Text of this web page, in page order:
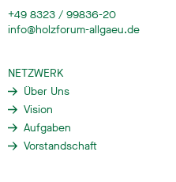
+49 8323 / 99836-20
info@holzforum-allgaeu.de
NETZWERK
Über Uns
Vision
Aufgaben
Vorstandschaft